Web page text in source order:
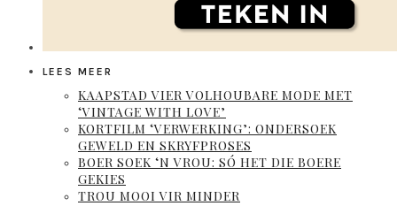
LEES MEER
KAAPSTAD VIER VOLHOUBARE MODE MET
‘VINTAGE WITH LOVE’
KORTFILM ‘VERWERKING’: ONDERSOEK
GEWELD EN SKRYFPROSES
BOER SOEK ‘N VROU: SÓ HET DIE BOERE
GEKIES
TROU MOOI VIR MINDER